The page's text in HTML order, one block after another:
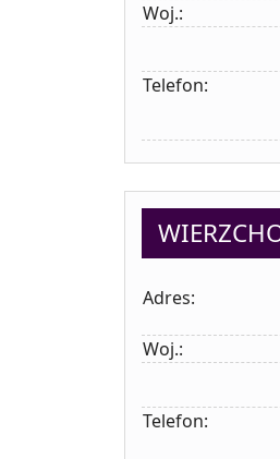
Woj.:
Telefon:
Adres:
Woj.:
Telefon: